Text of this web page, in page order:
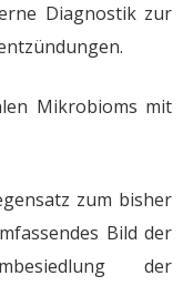
Diagnostik zur
Mikrobioms mit
zum bisher
Bild der
der